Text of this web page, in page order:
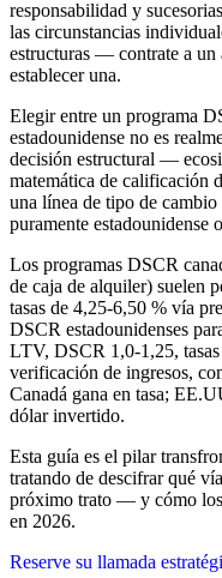
responsabilidad y
las circunstancias
estructuras — contrate a un
establecer una.
Elegir entre un programa
estadounidense no es
decisión estructural —
matemática de calificación
una línea de tipo de
puramente estadounidense
Los programas DSCR
de caja de alquiler) suelen
tasas de 4,25-6,50 % vía
DSCR estadounidenses
LTV, DSCR 1,0-1,25,
verificación de ingresos,
Canadá gana en tasa;
dólar invertido.
Esta guía es el pilar
tratando de descifrar qué
próximo trato — y cómo los
en 2026.
Reserve su llamada